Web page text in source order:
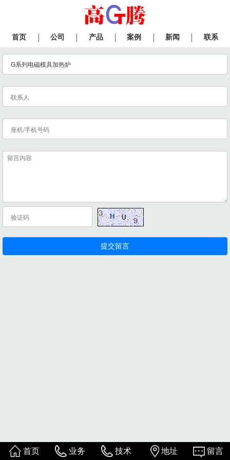
首页 公司 产品 案例 新闻 联系
首页 业务 技术 地址 留言